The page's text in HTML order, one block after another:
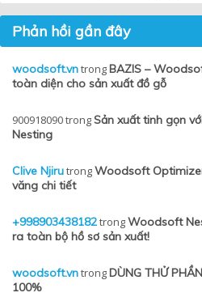
Phản hồi gần đây
woodsoft.vntrongBAZIS –
toàn diện cho sản xuất đồ gỗ
900918090trongSản xuất tinh gọn
Nesting
Clive NjirutrongWoodsoft
văng chi tiết
+998903438182trongWoodsoft
ra toàn bộ hồ sơ sản xuất!
woodsoft.vntrongDÙNG THỬ
100%